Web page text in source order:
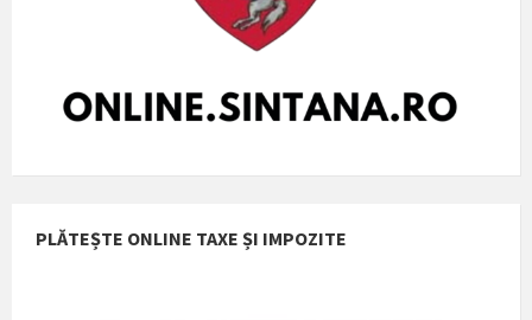
PLĂTEȘTE ONLINE TAXE ȘI IMPOZITE